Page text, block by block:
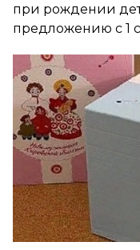
при рождении
предложению с 1